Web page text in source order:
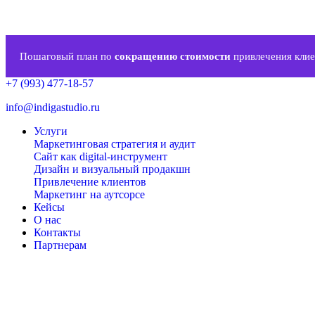
Пошаговый план по сокращению стоимости привлечения
+7 (993) 477-18-57
info@indigastudio.ru
Услуги
Маркетинговая стратегия и аудит
Сайт как digital-инструмент
Дизайн и визуальный продакшн
Привлечение клиентов
Маркетинг на аутсорсе
Кейсы
О нас
Контакты
Партнерам